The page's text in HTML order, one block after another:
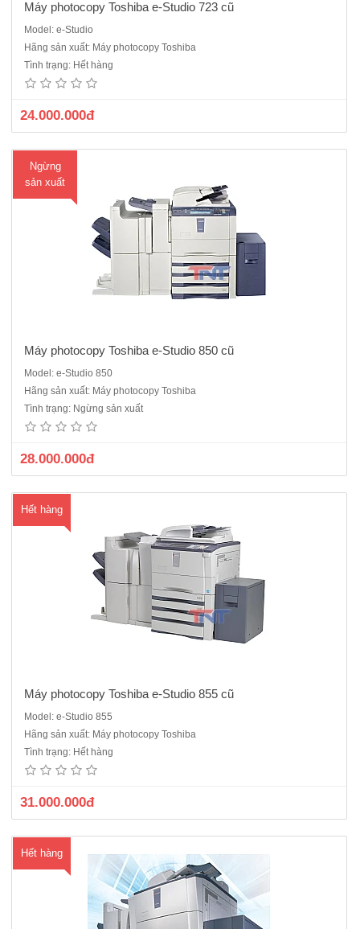
Máy photocopy Toshiba e-Studio 723 cũ
Model: e-Studio
Hãng sản xuất: Máy photocopy Toshiba
Tình trạng: Hết hàng
24.000.000đ
Ngừng
sản xuất
Máy Photocopy Toshiba e Studio 850 Photocopy kỹ thuật số, Laser
trắng đen,Chức năng: Copy + In mạng + Scan Trắng Đen, Bộ nạp và
đảo 2 mặt bản gốc(ARDF),Bộ đảo 2 mặt bản sao (Duplex) Tốc độ: 85
Máy photocopy Toshiba e-Studio 850 cũ
Model: e-Studio 850
Hãng sản xuất: Máy photocopy Toshiba
Tình trạng: Ngừng sản xuất
28.000.000đ
Hết hàng
Dòng máy năm 2011công nghiệp Toshiba e Studio 855 tốc độ 85 bản/
phút siêu nhanh sự lụa chọn hoàn hảo cho các cửa hàng dịch
vụPhotocopy kỹ thuật số, Laser trắng đen,Tốc độ: 85 bản/phút. Khổ
giấy lớn nhất: A3Chức năng: Copy + In mạng + Scan màuB..
Máy photocopy Toshiba e-Studio 855 cũ
Model: e-Studio 855
Hãng sản xuất: Máy photocopy Toshiba
Tình trạng: Hết hàng
31.000.000đ
Hết hàng
Máy photocopy Toshiba e Studio 856 máy cũ nhập khẩu thuộc dòng
công nghiệp tốc độ 85 bản/ phút siêu nhanh sự lụa chọn hoàn hảo
cho các cửa hàng dịch vụLaser trắng đen,Copy + In mạng + Scan
màuTốc độ: 85 bản/phút. Khổ giấy max: A3Có săn:(Bộ nạp ..